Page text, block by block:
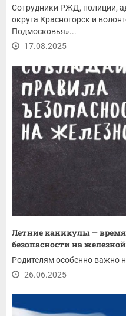
Сотрудники РЖД, полиции,
округа Красногорск и
Подмосковья»...
17.08.2025
Летние каникулы —
безопасности на железной
Родителям особенно важно
26.06.2025